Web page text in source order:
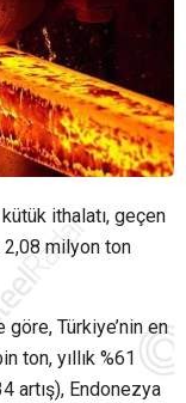
ithalatı, geçen
2,08 milyon ton
Türkiye’nin en
ton, yıllık %61
artış), Endonezya